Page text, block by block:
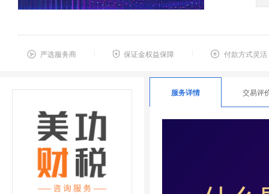
严选服务商 保证金权益保障 付款方式灵活
服务详情 交易评